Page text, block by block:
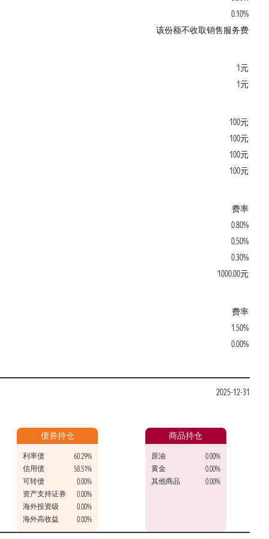
0.10%
该份额不收取销售服务费
1元
1元
100元
100元
100元
100元
费率
0.80%
0.50%
0.30%
1000.00元
费率
1.50%
0.00%
2025-12-31
债券持仓
利率债
60.29%
信用债
58.51%
可转债
0.00%
资产支持证券
0.00%
海外投资级
0.00%
海外高收益
0.00%
商品持仓
原油
0.00%
黄金
0.00%
其他商品
0.00%